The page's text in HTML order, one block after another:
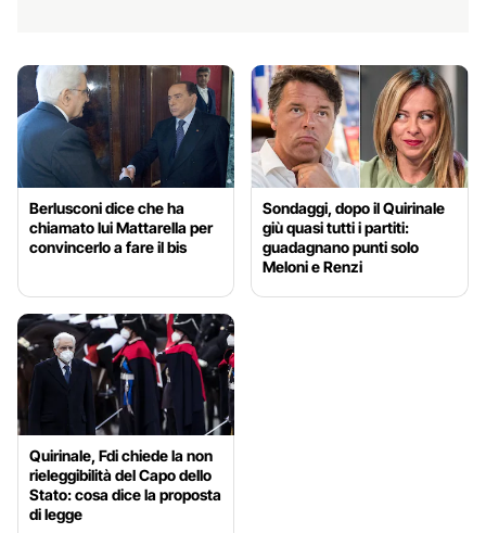
Berlusconi dice che ha
chiamato lui Mattarella per
convincerlo a fare il bis
Sondaggi, dopo il Quirinale
giù quasi tutti i partiti:
guadagnano punti solo
Meloni e Renzi
Quirinale, Fdi chiede la non
rieleggibilità del Capo dello
Stato: cosa dice la proposta
di legge